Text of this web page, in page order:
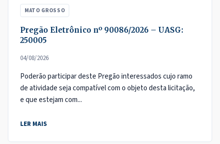
MATO GROSSO
Pregão Eletrônico nº 90086/2026 – UASG:
250005
04/08/2026
Poderão participar deste Pregão interessados cujo ramo
de atividade seja compatível com o objeto desta licitação,
e que estejam com...
LER MAIS